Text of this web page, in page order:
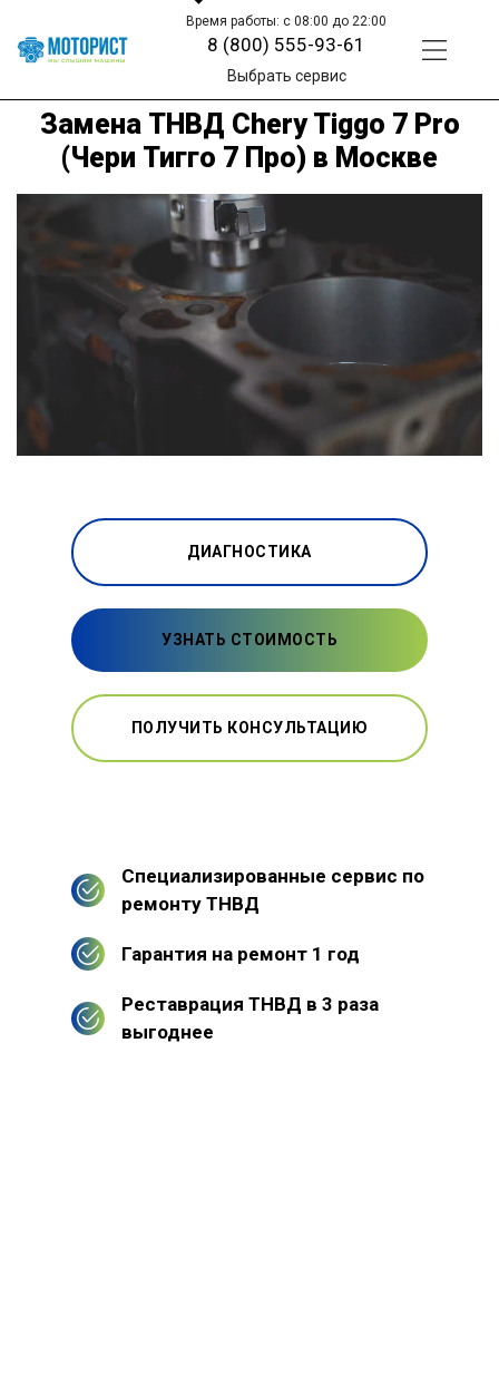
Время работы: с 08:00 до 22:00
8 (800) 555-93-61
Выбрать сервис
Замена ТНВД Chery Tiggo 7 Pro
(Чери Тигго 7 Про) в Москве
ДИАГНОСТИКА
УЗНАТЬ СТОИМОСТЬ
ПОЛУЧИТЬ КОНСУЛЬТАЦИЮ
Специализированные сервис по
ремонту ТНВД
Гарантия на ремонт 1 год
Реставрация ТНВД в 3 раза
выгоднее